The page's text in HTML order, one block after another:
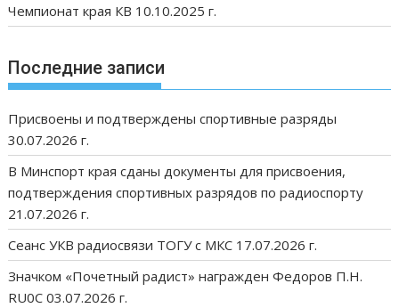
Чемпионат края КВ 10.10.2025 г.
Последние записи
Присвоены и подтверждены спортивные разряды
30.07.2026 г.
В Минспорт края сданы документы для присвоения,
подтверждения спортивных разрядов по радиоспорту
21.07.2026 г.
Сеанс УКВ радиосвязи ТОГУ с МКС 17.07.2026 г.
Значком «Почетный радист» награжден Федоров П.Н.
RU0C 03.07.2026 г.